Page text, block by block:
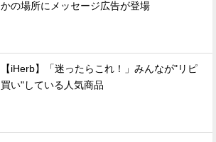
かの場所にメッセージ広告が登場
【iHerb】「迷ったらこれ！」みんなが"リピ
買い"している人気商品